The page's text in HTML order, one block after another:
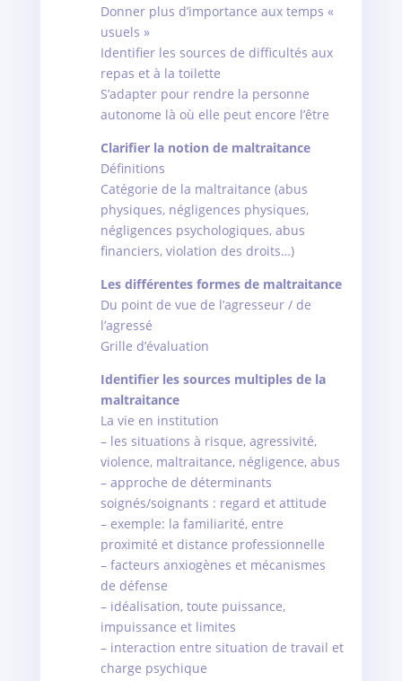
Donner plus d’importance aux temps «
usuels »
Identifier les sources de difficultés aux
repas et à la toilette
S’adapter pour rendre la personne
autonome là où elle peut encore l’être
Clarifier la notion de maltraitance
Définitions
Catégorie de la maltraitance (abus
physiques, négligences physiques,
négligences psychologiques, abus
financiers, violation des droits…)
Les différentes formes de maltraitance
Du point de vue de l’agresseur / de
l’agressé
Grille d’évaluation
Identifier les sources multiples de la
maltraitance
La vie en institution
– les situations à risque, agressivité,
violence, maltraitance, négligence, abus
– approche de déterminants
soignés/soignants : regard et attitude
– exemple: la familiarité, entre
proximité et distance professionnelle
– facteurs anxiogènes et mécanismes
de défense
– idéalisation, toute puissance,
impuissance et limites
– interaction entre situation de travail et
charge psychique